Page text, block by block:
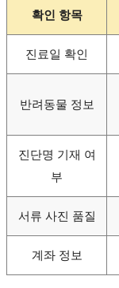
확인 항목
진료일 확인
반려동물 정보
진단명 기재 여
부
서류 사진 품질
계좌 정보